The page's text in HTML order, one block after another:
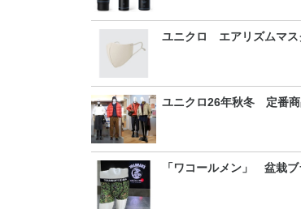
ユニクロ エアリズムマス
ユニクロ26年秋冬 定番商
「ワコールメン」 盆栽